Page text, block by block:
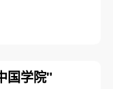
国学院"